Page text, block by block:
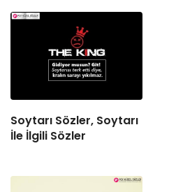
Soytarı Sözler, Soytarı
İle İlgili Sözler